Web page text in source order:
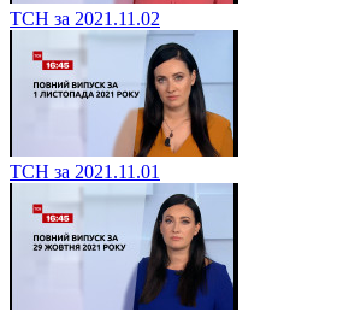
ТСН за 2021.11.02
ТСН за 2021.11.01